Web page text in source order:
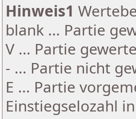
Hinweis1
blank ... Partie
V ... Partie
- ... Partie nicht
E ... Partie
Einstiegselozahl